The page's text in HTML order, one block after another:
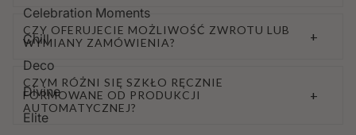
Celebration Moments
Chill
Deco
Divine
Elite
CZY OFERUJECIE MOŻLIWOŚĆ ZWROTU LUB
WYMIANY ZAMÓWIENIA?
+
CZYM RÓŻNI SIĘ SZKŁO RĘCZNIE
FORMOWANE OD PRODUKCJI
AUTOMATYCZNEJ?
+